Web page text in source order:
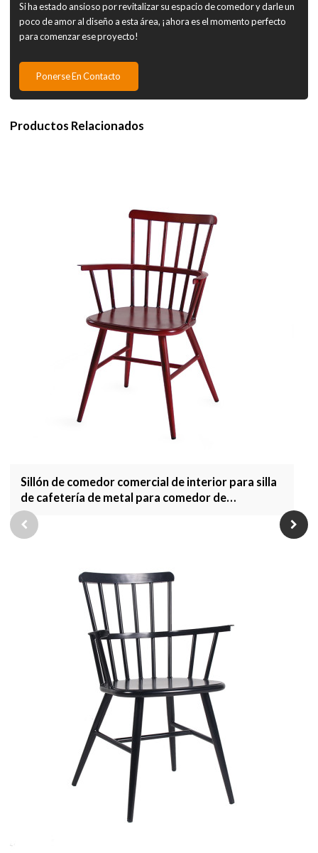
Si ha estado ansioso por revitalizar su espacio de comedor y darle un
poco de amor al diseño a esta área, ¡ahora es el momento perfecto
para comenzar ese proyecto!
Ponerse En Contacto
Productos Relacionados
Sillón de comedor comercial de interior para silla
de cafetería de metal para comedor de
restaurante